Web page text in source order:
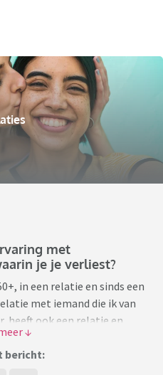
met
je je verliest?
in een relatie en sinds een
met iemand die ik van
heeft ook een relatie en
bericht: